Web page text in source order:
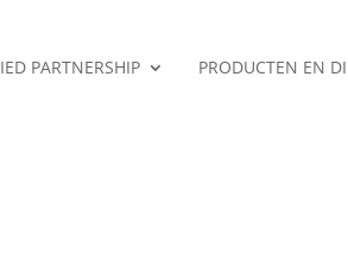
PARTNERSHIP PRODUCTEN EN